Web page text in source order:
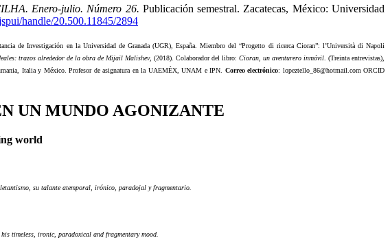
Enero-julio. Número 26. Publicación semestral. Zacatecas, México: Universidad
handle/20.500.11845/2894
de Investigación en la Universidad de Granada (UGR), España. Miembro del “Progetto di ricerca Cioran”: l’Università di Napoli
trazos alrededor de la obra de Mijail Malishev, (2018). Colaborador del libro: Cioran, un aventurero inmóvil . (Treinta entrevistas),
Italia y México. Profesor de asignatura en la UAEMÉX, UNAM e IPN. Correo electrónico: lopeztello_86@hotmail.com ORCID
UN MUNDO AGONIZANTE
world
su talante atemporal, irónico, paradojal y fragmentario.
timeless, ironic, paradoxical and fragmentary mood.